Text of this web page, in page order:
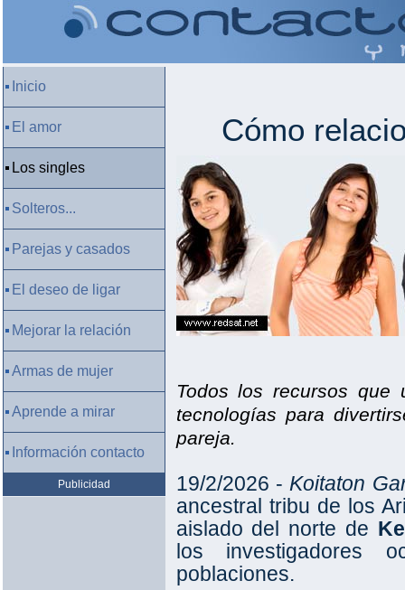
Cómo
Todos los recursos
tecnologías para
pareja.
19/2/2026 - Koitaton
ancestral tribu de los
aislado del norte de
los investigadores
poblaciones.
Inicio
El amor
Los singles
Solteros...
Parejas y casados
El deseo de ligar
Mejorar la relación
Armas de mujer
Aprende a mirar
Información contacto
Publicidad